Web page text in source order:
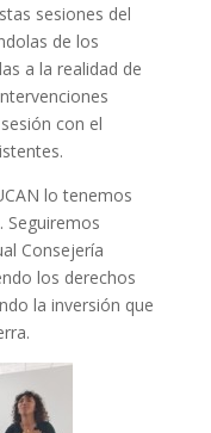
sesiones del
de los
a la realidad de
con el
lo tenemos
Seguiremos
Consejería
los derechos
la inversión que